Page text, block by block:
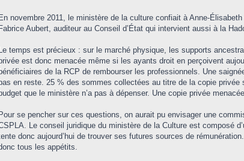
En novembre 2011, le ministère de la culture confiait à Anne-
Fabrice Aubert, auditeur au Conseil d’État qui intervient aussi à la
Le temps est précieux : sur le marché physique, les supports
est donc menacée même si les ayants droit en perçoivent
bénéficiaires de la RCP de rembourser les professionnels. Une
en reste. 25 % des sommes collectées au titre de la copie
budget que le ministère n’a pas à dépenser. Une copie privée
Pour se pencher sur ces questions, on aurait pu envisager une
Le conseil juridique du ministère de la Culture est composé
donc aujourd’hui de trouver ses futures sources de
tous les appétits.